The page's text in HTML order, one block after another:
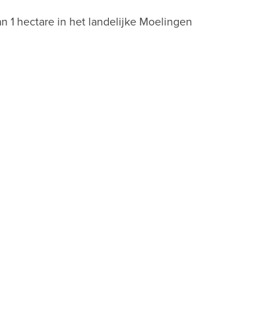
1 hectare in het landelijke Moelingen